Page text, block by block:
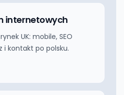
internetowych
UK: mobile, SEO
kontakt po polsku.